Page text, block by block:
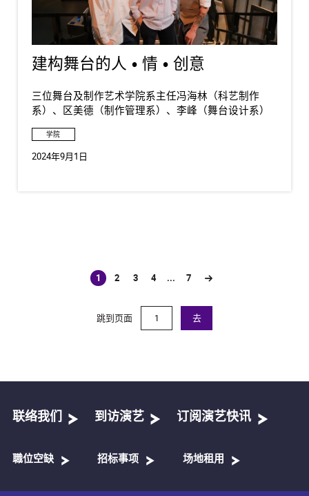
建构舞台的人 • 情 • 创意
三位舞台及制作艺术学院系主任冯海林（科艺制作
系）、区美德（制作管理系）、李峰（舞台设计系）
学院
2024年9月1日
1
(current)
2 3 4 ... 7
跳到页面 去
联络我们 到访演艺 订阅演艺快讯
職位空缺 招标事项 场地租用